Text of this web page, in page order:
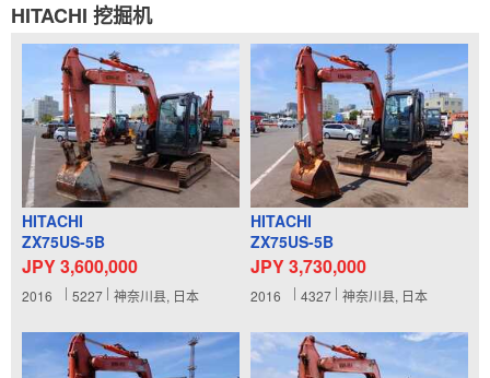
HITACHI 挖掘机
HITACHI
ZX75US-5B
JPY 3,600,000
2016 5227 神奈川县, 日本
HITACHI
ZX75US-5B
JPY 3,730,000
2016 4327 神奈川县, 日本